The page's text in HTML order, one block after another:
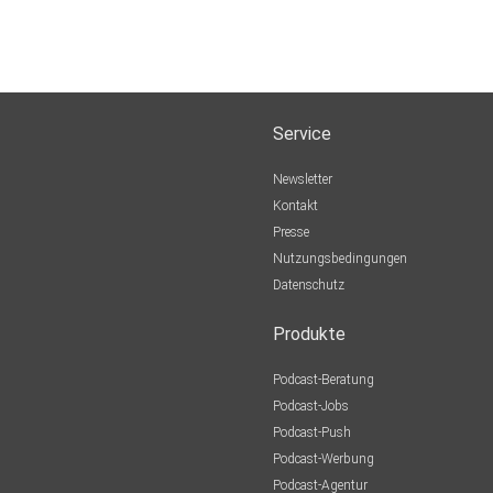
Service
Newsletter
Kontakt
Presse
Nutzungsbedingungen
Datenschutz
Produkte
Podcast-Beratung
Podcast-Jobs
Podcast-Push
Podcast-Werbung
Podcast-Agentur